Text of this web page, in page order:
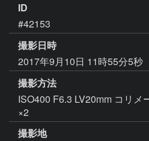
ID
#42153
撮影日時
2017年9月10日 11時55分5秒
撮影方法
ISO400 F6.3 LV20mm コリメ
×2
撮影地